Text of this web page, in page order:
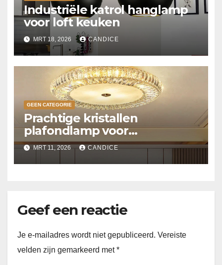
Industriële katrol hanglamp
voor loft keuken
MRT 18, 2026 CANDICE
GEEN CATEGORIE
Prachtige kristallen
plafondlamp voor
slaapkamer
MRT 11, 2026 CANDICE
Geef een reactie
Je e-mailadres wordt niet gepubliceerd. Vereiste
velden zijn gemarkeerd met*